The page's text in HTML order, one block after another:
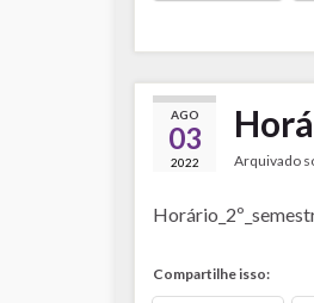
AGO
03
2022 Arquivado
Compartilhe isso: